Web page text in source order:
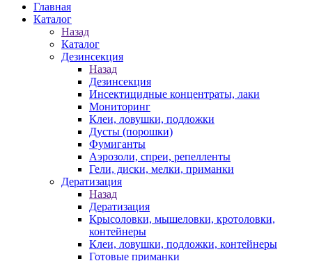
Главная
Каталог
Назад
Каталог
Дезинсекция
Назад
Дезинсекция
Инсектицидные концентраты, лаки
Мониторинг
Клеи, ловушки, подложки
Дусты (порошки)
Фумиганты
Аэрозоли, спреи, репелленты
Гели, диски, мелки, приманки
Дератизация
Назад
Дератизация
Крысоловки, мышеловки, кротоловки,
контейнеры
Клеи, ловушки, подложки, контейнеры
Готовые приманки